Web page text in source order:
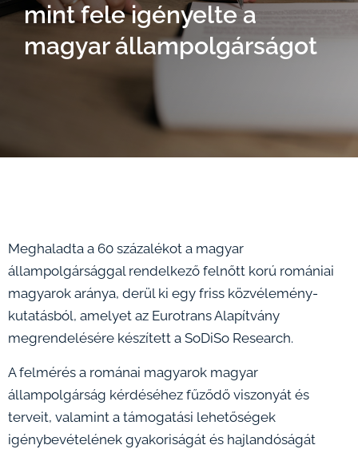
mint fele igényelte a
magyar állampolgárságot
Meghaladta a 60 százalékot a magyar
állampolgársággal rendelkező felnőtt korú romániai
magyarok aránya, derül ki egy friss közvélemény-
kutatásból, amelyet az Eurotrans Alapítvány
megrendelésére készített a SoDiSo Research.
A felmérés a románai magyarok magyar
állampolgárság kérdéséhez fűződő viszonyát és
terveit, valamint a támogatási lehetőségek
igénybevételének gyakoriságát és hajlandóságát